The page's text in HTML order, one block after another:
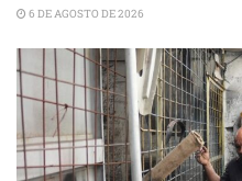
6 DE AGOSTO DE 2026